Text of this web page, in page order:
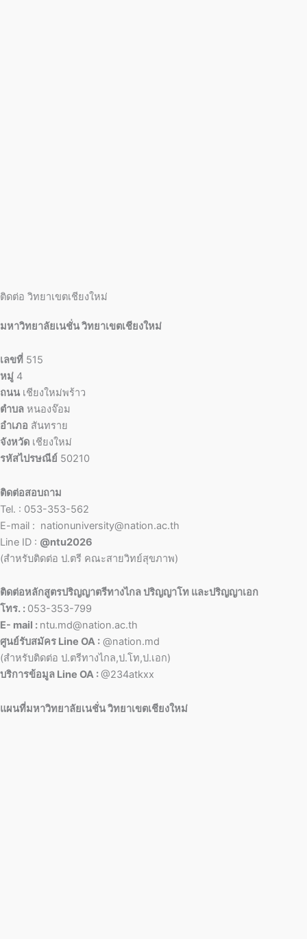
ติดต่อ วิทยาเขตเชียงใหม่
มหาวิทยาลัยเนชั่น วิทยาเขตเชียงใหม่
เลขที่ 515
หมู่ 4
ถนน เชียงใหม่พร้าว
ตำบล หนองจ๊อม
อำเภอ สันทราย
จังหวัด เชียงใหม่
รหัสไปรษณีย์ 50210
ติดต่อสอบถาม
Tel. : 053-353-562
E-mail : nationuniversity@nation.ac.th
Line ID : @ntu2026
(สำหรับติดต่อ ป.ตรี คณะสายวิทย์สุขภาพ)
ติดต่อหลักสูตรปริญญาตรีทางไกล ปริญญาโท และปริญญาเอก
โทร. : 053-353-799
E- mail : ntu.md@nation.ac.th
ศูนย์รับสมัคร Line OA : @nation.md
(สำหรับติดต่อ ป.ตรีทางไกล,ป.โท,ป.เอก)
บริการข้อมูล Line OA :@234atkxx
แผนที่มหาวิทยาลัยเนชั่น วิทยาเขตเชียงใหม่